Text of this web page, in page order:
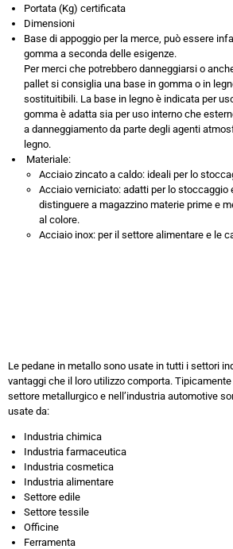
Portata (Kg) certificata
Dimensioni
Base di appoggio per la merce, può essere
gomma a seconda delle esigenze.
Per merci che potrebbero danneggiarsi o
pallet si consiglia una base in gomma o in
sostituitibili. La base in legno è indicata per
gomma è adatta sia per uso interno che
a danneggiamento da parte degli agenti
legno.
Materiale:
Acciaio zincato a caldo: ideali per lo
Acciaio verniciato: adatti per lo stoccaggio
distinguere a magazzino materie prime e
al colore.
Acciaio inox: per il settore alimentare e le
Le pedane in metallo sono usate in tutti i settori
vantaggi che il loro utilizzo comporta.
settore metallurgico e nell’industria automotive
usate da:
Industria chimica
Industria farmaceutica
Industria cosmetica
Industria alimentare
Settore edile
Settore tessile
Officine
Ferramenta